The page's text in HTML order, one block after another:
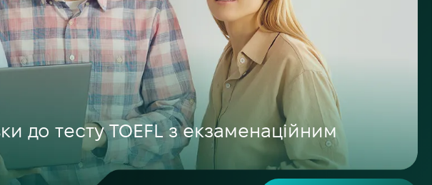
до тесту TOEFL з екзаменаційним